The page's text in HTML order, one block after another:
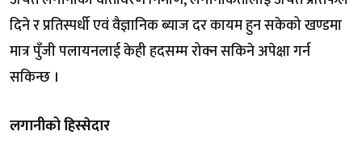
दिने र प्रतिस्पर्धी एवं वैज्ञानिक ब्याज दर कायम हुन सकेको खण्डमा
मात्र पुँजी पलायनलाई केही हदसम्म रोक्न सकिने अपेक्षा गर्न
सकिन्छ ।
लगानीको हिस्सेदार